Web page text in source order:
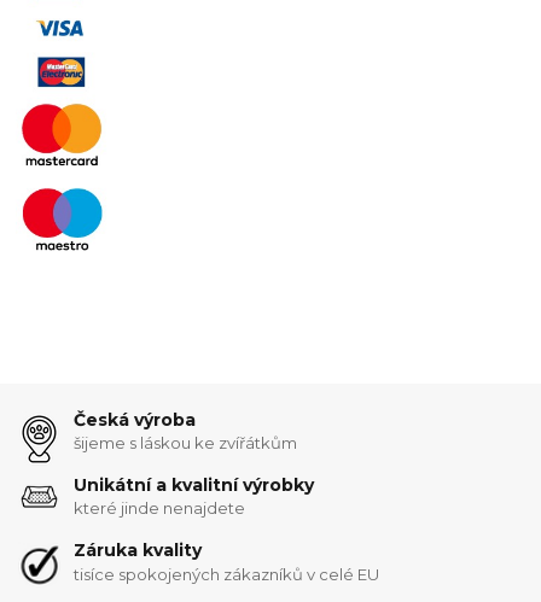
Česká výroba
šijeme s láskou ke zvířátkům
Unikátní a kvalitní výrobky
které jinde nenajdete
Záruka kvality
tisíce spokojených zákazníků v celé EU